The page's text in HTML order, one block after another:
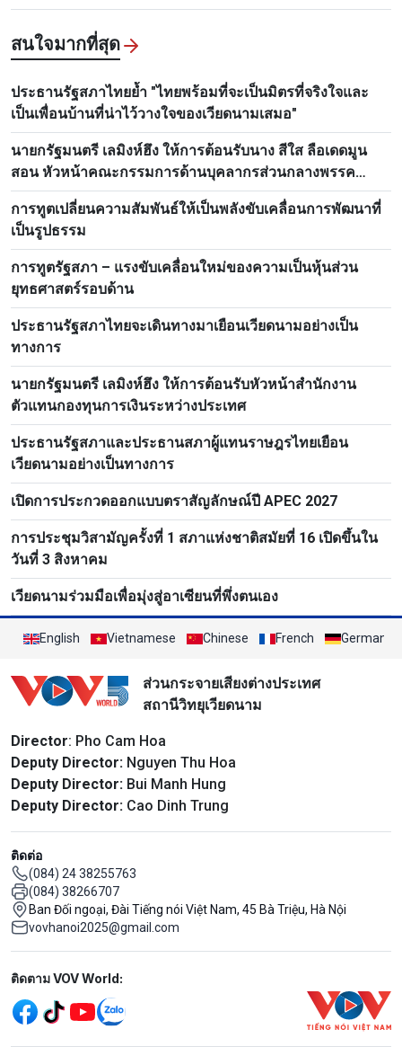
สนใจมากที่สุด
ประธานรัฐสภาไทยย้ำ "ไทยพร้อมที่จะเป็นมิตรที่จริงใจและ
เป็นเพื่อนบ้านที่น่าไว้วางใจของเวียดนามเสมอ"
นายกรัฐมนตรี เลมิงห์ฮึง ให้การต้อนรับนาง สีใส ลือเดดมูน
สอน หัวหน้าคณะกรรมการด้านบุคลากรส่วนกลางพรรค
ประชาชนปฏิวัติลาว
การทูตเปลี่ยนความสัมพันธ์ให้เป็นพลังขับเคลื่อนการพัฒนาที่
เป็นรูปธรรม
การทูตรัฐสภา – แรงขับเคลื่อนใหม่ของความเป็นหุ้นส่วน
ยุทธศาสตร์รอบด้าน
ประธานรัฐสภาไทยจะเดินทางมาเยือนเวียดนามอย่างเป็น
ทางการ
นายกรัฐมนตรี เลมิงห์ฮึง ให้การต้อนรับหัวหน้าสำนักงาน
ตัวแทนกองทุนการเงินระหว่างประเทศ
ประธานรัฐสภาและประธานสภาผู้แทนราษฎรไทยเยือน
เวียดนามอย่างเป็นทางการ
เปิดการประกวดออกแบบตราสัญลักษณ์ปี APEC 2027
การประชุมวิสามัญครั้งที่ 1 สภาแห่งชาติสมัยที่ 16 เปิดขึ้นใน
วันที่ 3 สิงหาคม
เวียดนามร่วมมือเพื่อมุ่งสู่อาเซียนที่พึ่งตนเอง
English Vietnamese Chinese French German
ส่วนกระจายเสียงต่างประเทศ
สถานีวิทยุเวียดนาม
Director: Pho Cam Hoa
Deputy Director: Nguyen Thu Hoa
Deputy Director: Bui Manh Hung
Deputy Director: Cao Dinh Trung
ติดต่อ
(084) 24 38255763
(084) 38266707
Ban Đối ngoại, Đài Tiếng nói Việt Nam, 45 Bà Triệu, Hà Nội
vovhanoi2025@gmail.com
Mạng xã hội
ติดตาม VOV World: